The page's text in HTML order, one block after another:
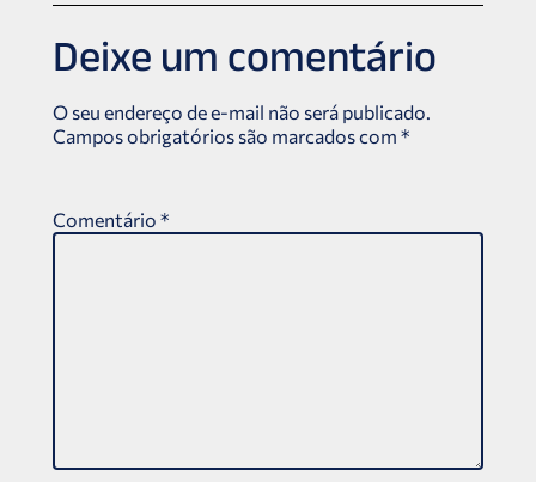
Deixe um comentário
O seu endereço de e-mail não será publicado.
Campos obrigatórios são marcados com *
Comentário *